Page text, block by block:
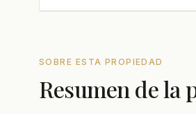
SOBRE ESTA PROPIEDAD
Resumen de la